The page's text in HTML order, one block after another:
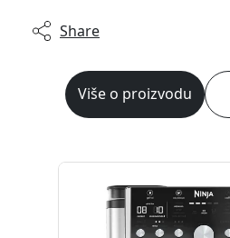
Share
Više o proizvodu